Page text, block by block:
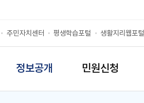
주민자치센터 평생학습포털 생활지리웹포털
정보공개 민원신청
SITEMAP